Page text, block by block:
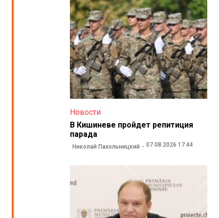
Новости
В Кишиневе пройдет репитиция
парада
Николай Пахольницкий 07.08.2026 17:44